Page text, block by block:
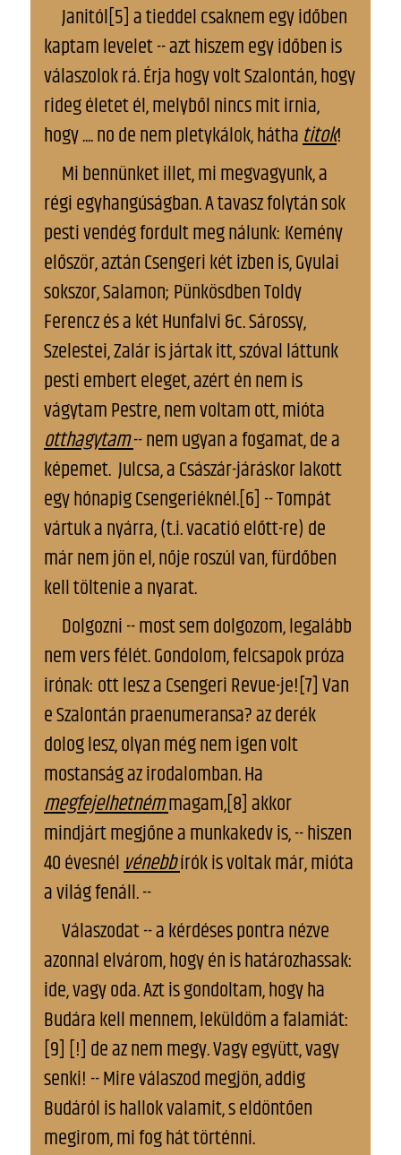
Janitól[5] a tieddel csaknem egy időben
kaptam levelet -- azt hiszem egy időben is
válaszolok rá. Írja hogy volt Szalontán, hogy
rideg életet él, melyből nincs mit irnia,
hogy .... no de nem pletykálok, háthatitok!
Mi bennünket illet, mi megvagyunk, a
régi egyhangúságban. A tavasz folytán sok
pesti vendég fordult meg nálunk: Kemény
először, aztán Csengeri két izben is, Gyulai
sokszor, Salamon; Pünkösdben Toldy
Ferencz és a két Hunfalvi &c. Sárossy,
Szelestei, Zalár is jártak itt, szóval láttunk
pesti embert eleget, azért én nem is
vágytam Pestre, nem voltam ott, mióta
otthagytam-- nem ugyan a fogamat, de a
képemet. Julcsa, a Császár-járáskor lakott
egy hónapig Csengeriéknél.[6] -- Tompát
vártuk a nyárra, (t.i. vacatió előtt-re) de
már nem jön el, nője roszúl van, fürdőben
kell töltenie a nyarat.
Dolgozni -- most sem dolgozom, legalább
nem vers félét. Gondolom, felcsapok próza
irónak: ott lesz a Csengeri Revue-je![7] Van
e Szalontán praenumeransa? az derék
dolog lesz, olyan még nem igen volt
mostanság az irodalomban. Ha
megfejelhetnémmagam,[8] akkor
mindjárt megjőne a munkakedv is, -- hiszen
40 évesnélvénebbírók is voltak már, mióta
a világ fenáll. --
Válaszodat -- a kérdéses pontra nézve
azonnal elvárom, hogy én is határozhassak:
ide, vagy oda. Azt is gondoltam, hogy ha
Budára kell mennem, leküldöm a falamiát:
[9] [!] de az nem megy. Vagy együtt, vagy
senki! -- Mire válaszod megjön, addig
Budáról is hallok valamit, s eldöntően
megirom, mi fog hát történni.